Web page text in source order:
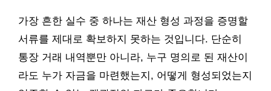
가장 흔한 실수 중 하나는 재산 형성 과정을 증명할
서류를 제대로 확보하지 못하는 것입니다. 단순히
통장 거래 내역뿐만 아니라, 누구 명의로 된 재산이
라도 누가 자금을 마련했는지, 어떻게 형성되었는지